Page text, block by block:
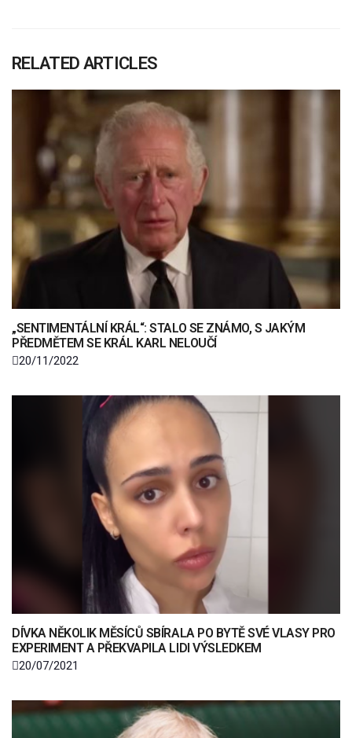
RELATED ARTICLES
„SENTIMENTÁLNÍ KRÁL“: STALO SE ZNÁMO, S JAKÝM
PŘEDMĚTEM SE KRÁL KARL NELOUČÍ
20/11/2022
DÍVKA NĚKOLIK MĚSÍCŮ SBÍRALA PO BYTĚ SVÉ VLASY PRO
EXPERIMENT A PŘEKVAPILA LIDI VÝSLEDKEM
20/07/2021